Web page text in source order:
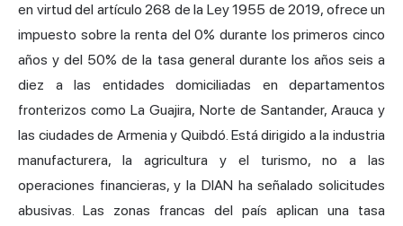
en virtud del artículo 268 de la Ley 1955 de 2019, ofrece un
impuesto sobre la renta del 0% durante los primeros cinco
años y del 50% de la tasa general durante los años seis a
diez a las entidades domiciliadas en departamentos
fronterizos como La Guajira, Norte de Santander, Arauca y
las ciudades de Armenia y Quibdó. Está dirigido a la industria
manufacturera, la agricultura y el turismo, no a las
operaciones financieras, y la DIAN ha señalado solicitudes
abusivas. Las zonas francas del país aplican una tasa